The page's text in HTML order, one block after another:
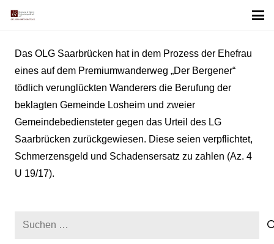
Das OLG Saarbrücken hat in dem Prozess der Ehefrau
eines auf dem Premiumwanderweg „Der Bergener“
tödlich verunglückten Wanderers die Berufung der
beklagten Gemeinde Losheim und zweier
Gemeindebediensteter gegen das Urteil des LG
Saarbrücken zurückgewiesen. Diese seien verpflichtet,
Schmerzensgeld und Schadensersatz zu zahlen (Az. 4
U 19/17).
Suchen